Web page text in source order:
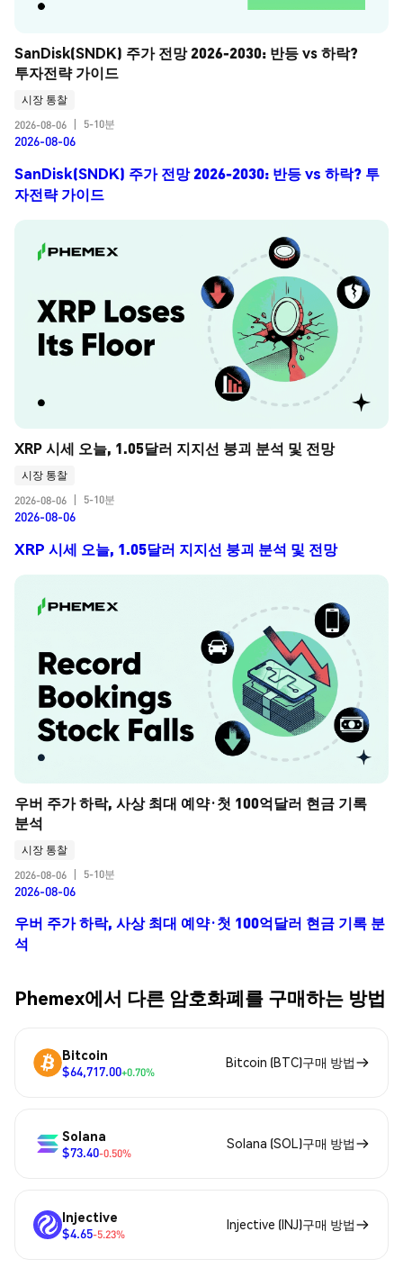
SanDisk(SNDK) 주가 전망 2026-2030: 반등 vs 하락?
투자전략 가이드
시장 통찰
2026-08-06
5-10분
2026-08-06
SanDisk(SNDK) 주가 전망 2026-2030: 반등 vs 하락? 투
자전략 가이드
XRP 시세 오늘, 1.05달러 지지선 붕괴 분석 및 전망
시장 통찰
2026-08-06
5-10분
2026-08-06
XRP 시세 오늘, 1.05달러 지지선 붕괴 분석 및 전망
우버 주가 하락, 사상 최대 예약·첫 100억달러 현금 기록
분석
시장 통찰
2026-08-06
5-10분
2026-08-06
우버 주가 하락, 사상 최대 예약·첫 100억달러 현금 기록 분
석
Phemex에서 다른 암호화폐를 구매하는 방법
Bitcoin
$64,717.00+0.70%
Bitcoin (BTC)구매 방법
Solana
$73.40-0.50%
Solana (SOL)구매 방법
Injective
$4.65-5.23%
Injective (INJ)구매 방법